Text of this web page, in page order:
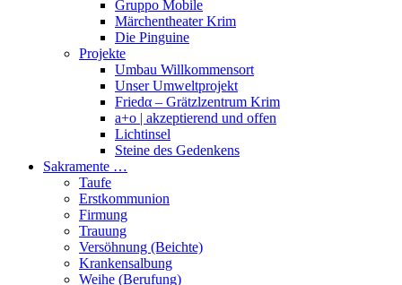
Gruppo Mobile
Märchentheater Krim
Die Pinguine
Projekte
Umbau Willkommensort
Unser Umweltprojekt
Friedα – Grätzlzentrum Krim
a+o | akzeptierend und offen
Lichtinsel
Steine des Gedenkens
Sakramente …
Taufe
Erstkommunion
Firmung
Trauung
Versöhnung (Beichte)
Krankensalbung
Weihe (Berufung)